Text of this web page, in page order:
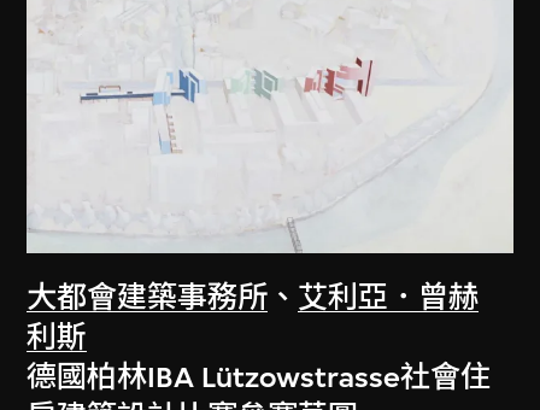
大都會建築事務所 、 艾利亞．曾赫
利斯
德國柏林IBA Lützowstrasse社會住